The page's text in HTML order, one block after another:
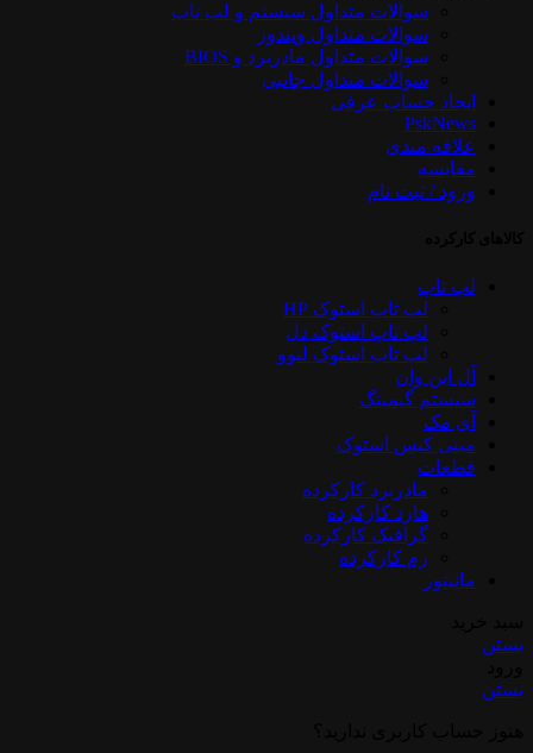
سوالات متداول سیستم و لپ تاپ
سوالات متداول ویندوز
سوالات متداول مادربرد و BIOS
سوالات متداول جانبی
ایجاد حساب عرفی
PskNews
علاقه مندی
مقایسه
ورود / ثبت نام
لپ تاپ
لپ تاپ استوک HP
لپ تاپ استوک دل
لپ تاپ استوک لنوو
آل این وان
سیستم گیمینگ
آی مک
مینی کیس استوک
قطعات
مادربرد کارکرده
هارد کارکرده
گرافیک کارکرده
رم کارکرده
مانیتور
بستن
بستن